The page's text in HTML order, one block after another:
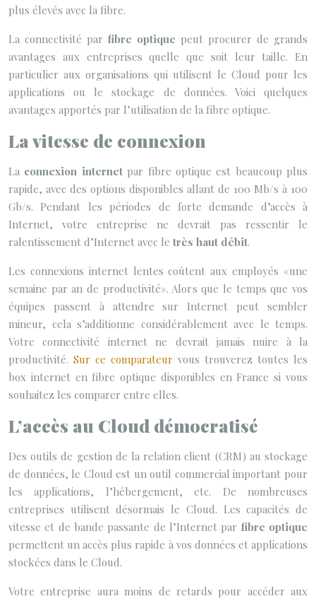
plus élevés avec la fibre.
La connectivité par fibre optique peut procurer de grands
avantages aux entreprises quelle que soit leur taille. En
particulier aux organisations qui utilisent le Cloud pour les
applications ou le stockage de données. Voici quelques
avantages apportés par l’utilisation de la fibre optique.
La vitesse de connexion
La connexion internet par fibre optique est beaucoup plus
rapide, avec des options disponibles allant de 100 Mb/s à 100
Gb/s. Pendant les périodes de forte demande d’accès à
Internet, votre entreprise ne devrait pas ressentir le
ralentissement d’Internet avec le très haut débit.
Les connexions internet lentes coûtent aux employés «une
semaine par an de productivité». Alors que le temps que vos
équipes passent à attendre sur Internet peut sembler
mineur, cela s’additionne considérablement avec le temps.
Votre connectivité internet ne devrait jamais nuire à la
productivité. Sur ce comparateur vous trouverez toutes les
box internet en fibre optique disponibles en France si vous
souhaitez les comparer entre elles.
L’accès au Cloud démocratisé
Des outils de gestion de la relation client (CRM) au stockage
de données, le Cloud est un outil commercial important pour
les applications, l’hébergement, etc. De nombreuses
entreprises utilisent désormais le Cloud. Les capacités de
vitesse et de bande passante de l’Internet par fibre optique
permettent un accès plus rapide à vos données et applications
stockées dans le Cloud.
Votre entreprise aura moins de retards pour accéder aux